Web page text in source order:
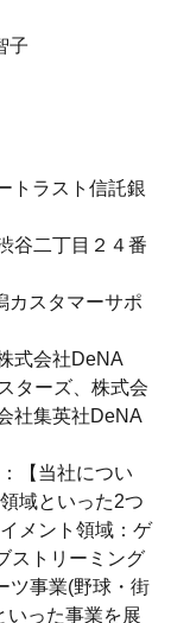
子
トラスト信託銀
谷二丁目２４番
カスタマーサポ
式会社DeNA
ターズ、株式会
社集英社DeNA
【当社につい
域といった2つ
メント領域：ゲ
ストリーミング
ツ事業(野球・街
いった事業を展